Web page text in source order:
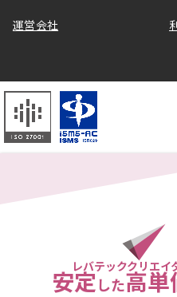
運営会社
レバテッククリエイ
安定した高単